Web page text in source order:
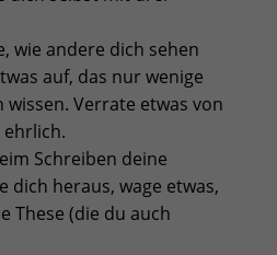
wie andere dich sehen
auf, das nur wenige
Verrate etwas von
ehrlich.
Schreiben deine
dich heraus, wage etwas,
These (die du auch